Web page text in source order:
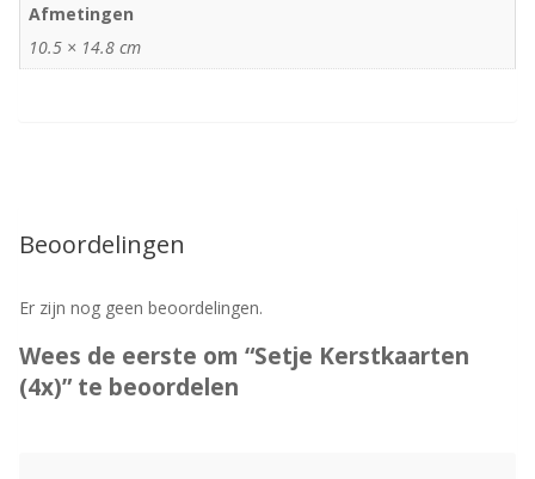
Afmetingen
10.5 × 14.8 cm
Beoordelingen
Er zijn nog geen beoordelingen.
Wees de eerste om “Setje Kerstkaarten
(4x)” te beoordelen